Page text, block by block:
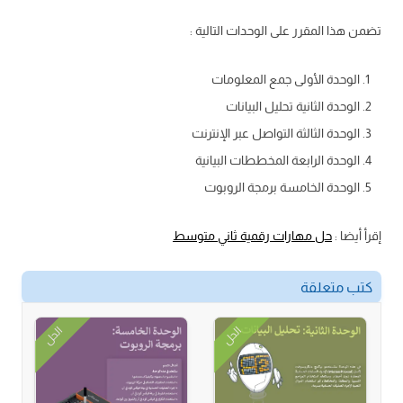
تضمن هذا المقرر على الوحدات التالية :
الوحدة الأولى جمع المعلومات
الوحدة الثانية تحليل البيانات
الوحدة الثالثة التواصل عبر الإنترنت
الوحدة الرابعة المخططات البيانية
الوحدة الخامسة برمجة الروبوت
إقرأ أيضا :حل مهارات رقمية ثاني متوسط
كتب متعلقة
الحل الحل